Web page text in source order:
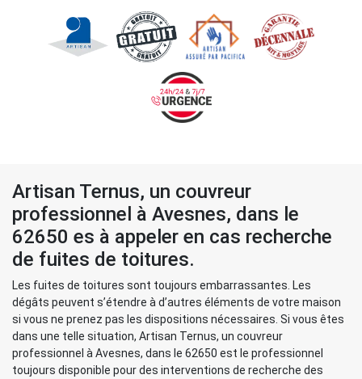
Artisan Ternus, un couvreur
professionnel à Avesnes, dans le
62650 es à appeler en cas recherche
de fuites de toitures.
Les fuites de toitures sont toujours embarrassantes. Les
dégâts peuvent s’étendre à d’autres éléments de votre maison
si vous ne prenez pas les dispositions nécessaires. Si vous êtes
dans une telle situation, Artisan Ternus, un couvreur
professionnel à Avesnes, dans le 62650 est le professionnel
toujours disponible pour des interventions de recherche des